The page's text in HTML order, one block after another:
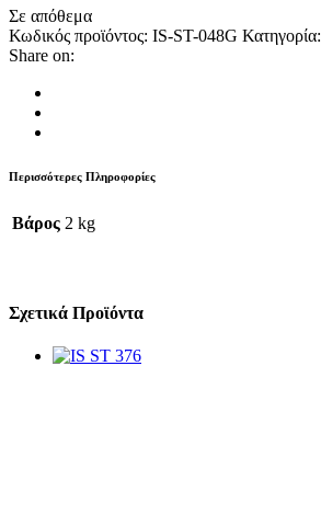
Σε απόθεμα
Κωδικός προϊόντος: IS-ST-048G Κατηγορία:
Share on:
Περισσότερες Πληροφορίες
Βάρος 2 kg
Σχετικά Προϊόντα